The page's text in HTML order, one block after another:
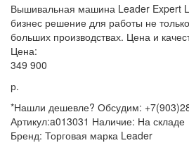
Вышивальная машина Leader Expert
бизнес решение для работы не
больших производствах. Цена и
Цена:
349 900
р.
*Нашли дешевле? Обсудим:
Артикул:a013031 Наличие: На складе
Бренд: Торговая марка Leader